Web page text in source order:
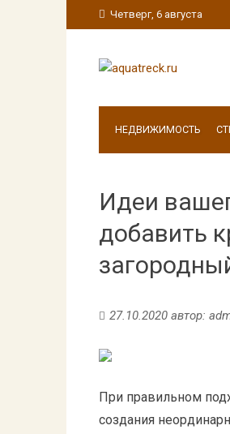
Четверг, 6 августа
НЕДВИЖИМОСТЬ
Идеи
добавить
27.10.2020 автор:
При правильном
создания